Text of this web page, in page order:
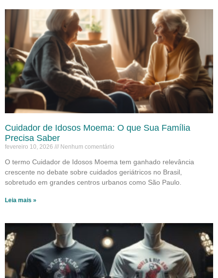
Cuidador de Idosos Moema: O que Sua Família
Precisa Saber
fevereiro 10, 2026 Nenhum comentário
O termo Cuidador de Idosos Moema tem ganhado relevância
crescente no debate sobre cuidados geriátricos no Brasil,
sobretudo em grandes centros urbanos como São Paulo.
Leia mais »